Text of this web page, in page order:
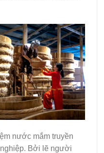
nước mắm truyền
Bởi lẽ người